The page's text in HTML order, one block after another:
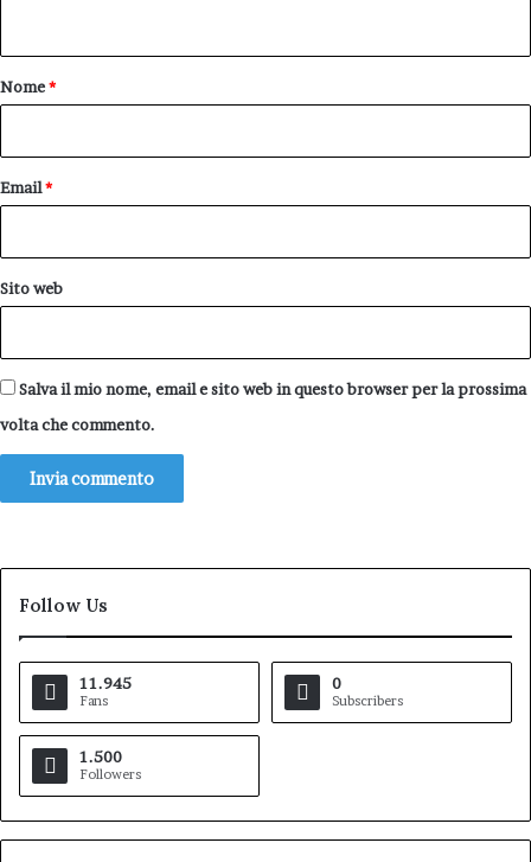
o
Nome*
Email*
Sito web
Salva il mio nome, email e sito web in questo browser per la prossima
volta che commento.
Follow Us
11.945
Fans
0
Subscribers
1.500
Followers